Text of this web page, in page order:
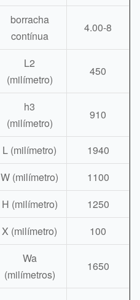
borracha
contínua
4.00-8
L2
(milímetro)
450
h3
(milímetro)
910
L (milímetro)
1940
W (milímetro)
1100
H (milímetro)
1250
X (milímetro)
100
Wa
(milímetros)
1650